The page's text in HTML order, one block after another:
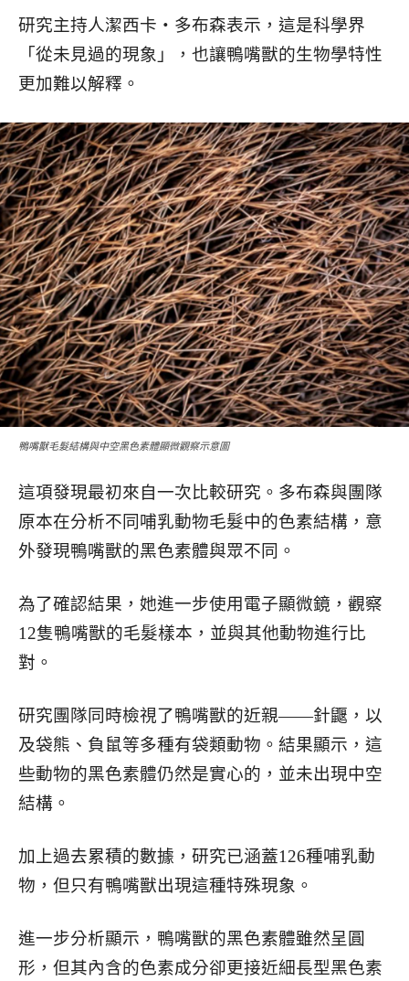
研究主持人潔西卡・多布森表示，這是科學界
「從未見過的現象」，也讓鴨嘴獸的生物學特性
更加難以解釋。
鴨嘴獸毛髮結構與中空黑色素體顯微觀察示意圖
這項發現最初來自一次比較研究。多布森與團隊
原本在分析不同哺乳動物毛髮中的色素結構，意
外發現鴨嘴獸的黑色素體與眾不同。
為了確認結果，她進一步使用電子顯微鏡，觀察
12隻鴨嘴獸的毛髮樣本，並與其他動物進行比
對。
研究團隊同時檢視了鴨嘴獸的近親——針鼴，以
及袋熊、負鼠等多種有袋類動物。結果顯示，這
些動物的黑色素體仍然是實心的，並未出現中空
結構。
加上過去累積的數據，研究已涵蓋126種哺乳動
物，但只有鴨嘴獸出現這種特殊現象。
進一步分析顯示，鴨嘴獸的黑色素體雖然呈圓
形，但其內含的色素成分卻更接近細長型黑色素